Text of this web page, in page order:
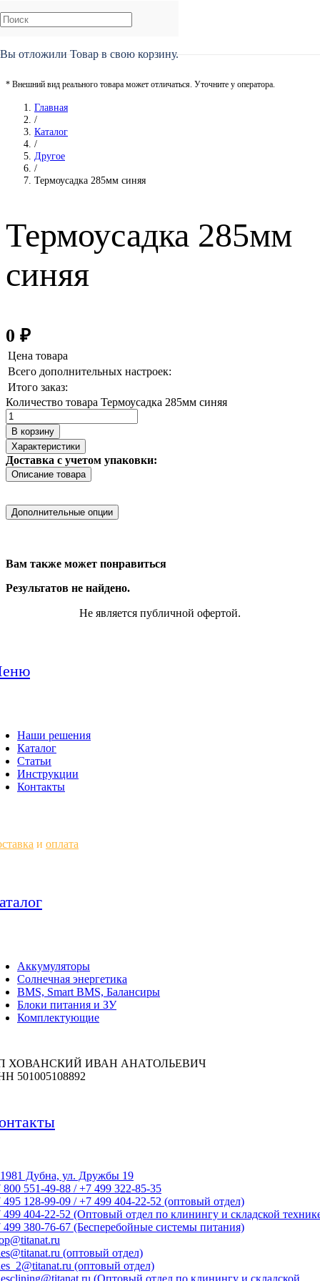
Вы отложили Товар в свою корзину.
* Внешний вид реального товара может отличаться. Уточните у оператора.
Главная
/
Каталог
/
Другое
/
Термоусадка 285мм синяя
Термоусадка 285мм
синяя
0 ₽
Цена товара
Всего дополнительных настроек:
Итого заказ:
Количество товара Термоусадка 285мм синяя
В корзину
Характеристики
Доставка с учетом упаковки:
Описание товара
Дополнительные опции
Вам также может понравиться
Результатов не найдено.
Не является публичной офертой.
Наши решения
Каталог
Статьи
Инструкции
Контакты
и оплата
Аккумуляторы
Солнечная энергетика
BMS, Smart BMS, Балансиры
Блоки питания и ЗУ
Комплектующие
ХОВАНСКИЙ ИВАН АНАТОЛЬЕВИЧ
501005108892
Дубна, ул. Дружбы 19
800 551-49-88 / +7 499 322-85-35
495 128-99-09 / +7 499 404-22-52 (оптовый отдел)
499 404-22-52 (Оптовый отдел по клинингу и складской
499 380-76-67 (Бесперебойные системы питания)
(оптовый отдел)
(оптовый отдел)
(Оптовый отдел по клинингу и складской